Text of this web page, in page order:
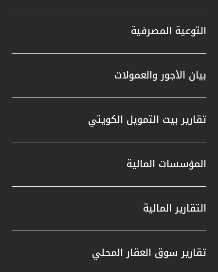
التوعية المصرفية
بيان الأجور والعمولات
تقارير بيت التمويل الكويتي
المؤسسات المالية
التقارير المالية
تقارير سوق العقار المحلي